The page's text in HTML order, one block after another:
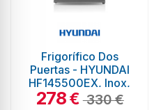
Frigorífico Dos
Puertas - HYUNDAI
HF145500EX, Inox,
1.45 m, Eficiencia E
278€ 330 €